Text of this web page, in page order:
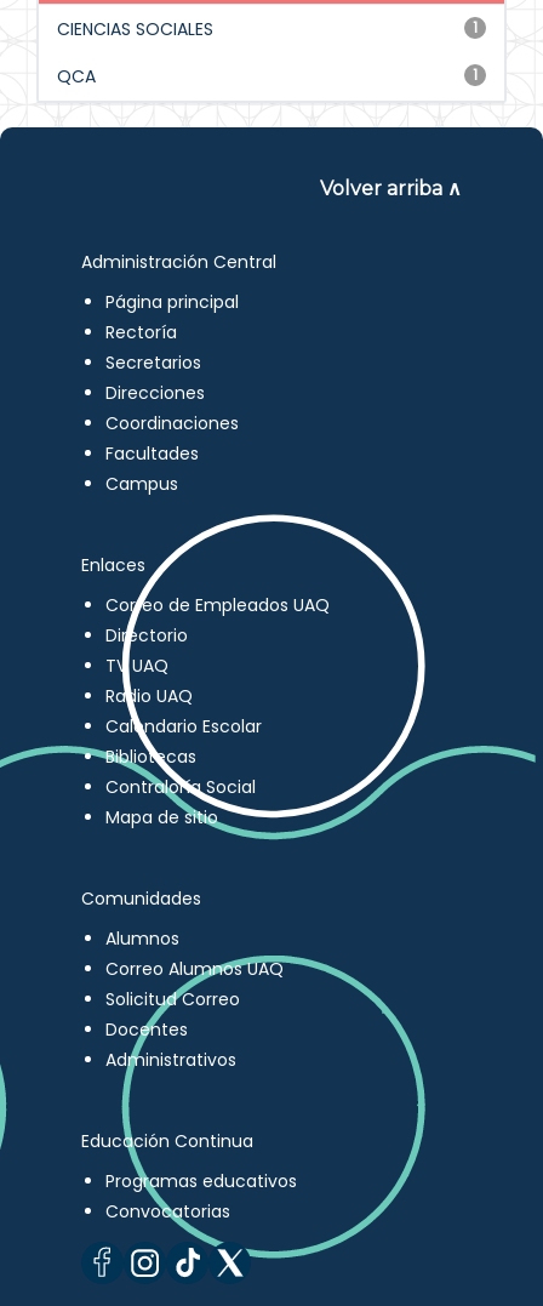
1
CIENCIAS SOCIALES
1
QCA
Volver arriba ∧
Administración Central
Página principal
Rectoría
Secretarios
Direcciones
Coordinaciones
Facultades
Campus
Enlaces
Correo de Empleados UAQ
Directorio
TV UAQ
Radio UAQ
Calendario Escolar
Bibliotecas
Contraloría Social
Mapa de sitio
Comunidades
Alumnos
Correo Alumnos UAQ
Solicitud Correo
Docentes
Administrativos
Educación Continua
Programas educativos
Convocatorias